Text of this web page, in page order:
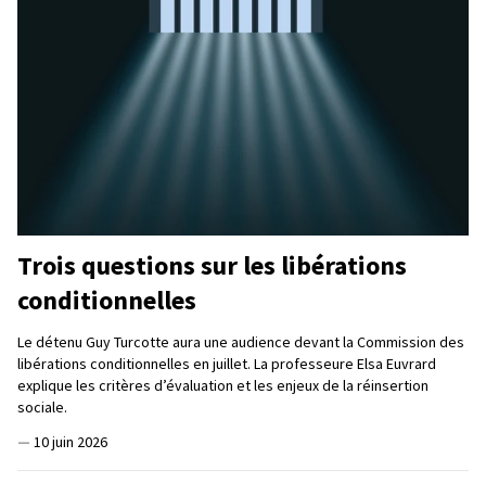
Trois questions sur les libérations
conditionnelles
Le détenu Guy Turcotte aura une audience devant la Commission des
libérations conditionnelles en juillet. La professeure Elsa Euvrard
explique les critères d’évaluation et les enjeux de la réinsertion
sociale.
— 10 juin 2026